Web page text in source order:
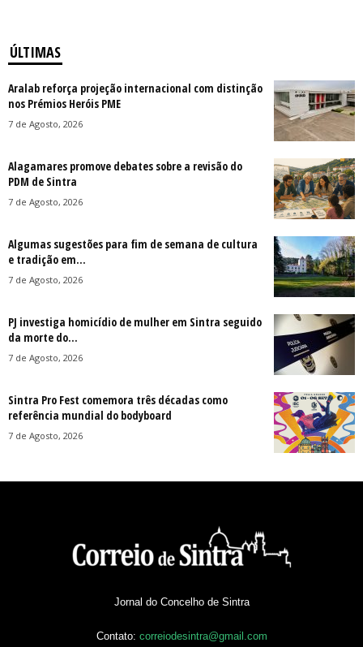
ÚLTIMAS
Aralab reforça projeção internacional com distinção
nos Prémios Heróis PME
7 de Agosto, 2026
Alagamares promove debates sobre a revisão do
PDM de Sintra
7 de Agosto, 2026
Algumas sugestões para fim de semana de cultura
e tradição em...
7 de Agosto, 2026
PJ investiga homicídio de mulher em Sintra seguido
da morte do...
7 de Agosto, 2026
Sintra Pro Fest comemora três décadas como
referência mundial do bodyboard
7 de Agosto, 2026
Jornal do Concelho de Sintra
Contato: correiodesintra@gmail.com